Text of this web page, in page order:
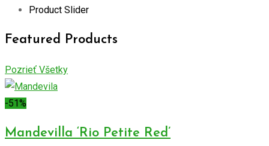
Product Slider
Featured Products
Pozrieť Všetky
-51%
Mandevilla ‘Rio Petite Red’